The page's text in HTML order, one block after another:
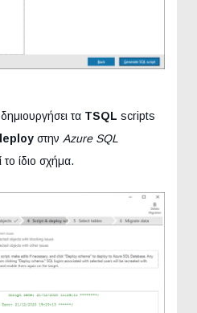
τα TSQL scripts
στην Azure SQL
το ίδιο σχήμα.